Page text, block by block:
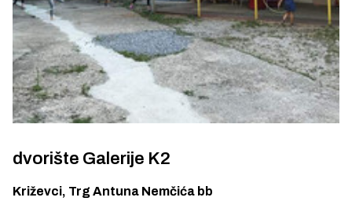
dvorište Galerije K2
Križevci, Trg Antuna Nemčića bb